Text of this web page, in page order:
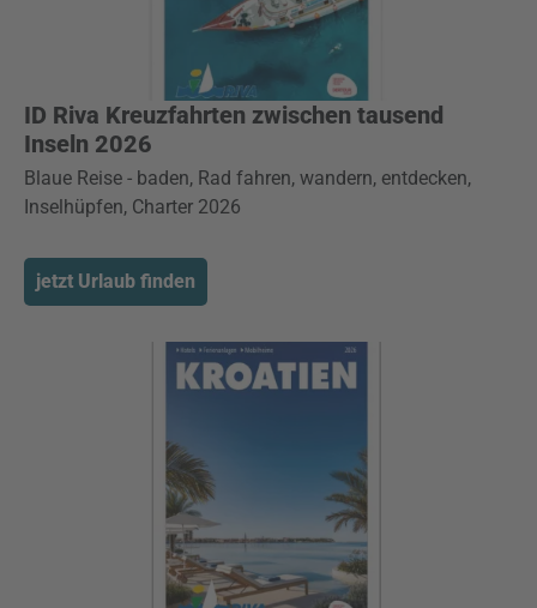
ID Riva Kreuzfahrten zwischen tausend
Inseln 2026
Blaue Reise - baden, Rad fahren, wandern, entdecken,
Inselhüpfen, Charter 2026
jetzt Urlaub finden